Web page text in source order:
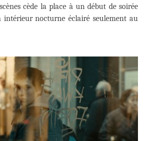
cède la place à un début de soirée
nocturne éclairé seulement au